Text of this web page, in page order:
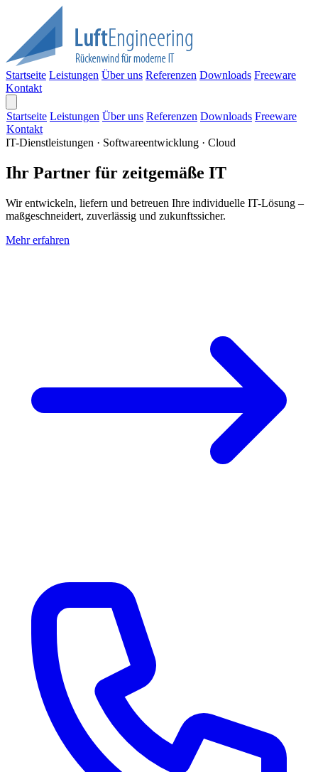
Startseite Leistungen Über uns Referenzen Downloads Freeware
Kontakt
Startseite Leistungen Über uns Referenzen Downloads Freeware
Kontakt
IT-Dienstleistungen · Softwareentwicklung · Cloud
Ihr Partner für zeitgemäße IT
Wir entwickeln, liefern und betreuen Ihre individuelle IT-Lösung –
maßgeschneidert, zuverlässig und zukunftssicher.
Mehr erfahren